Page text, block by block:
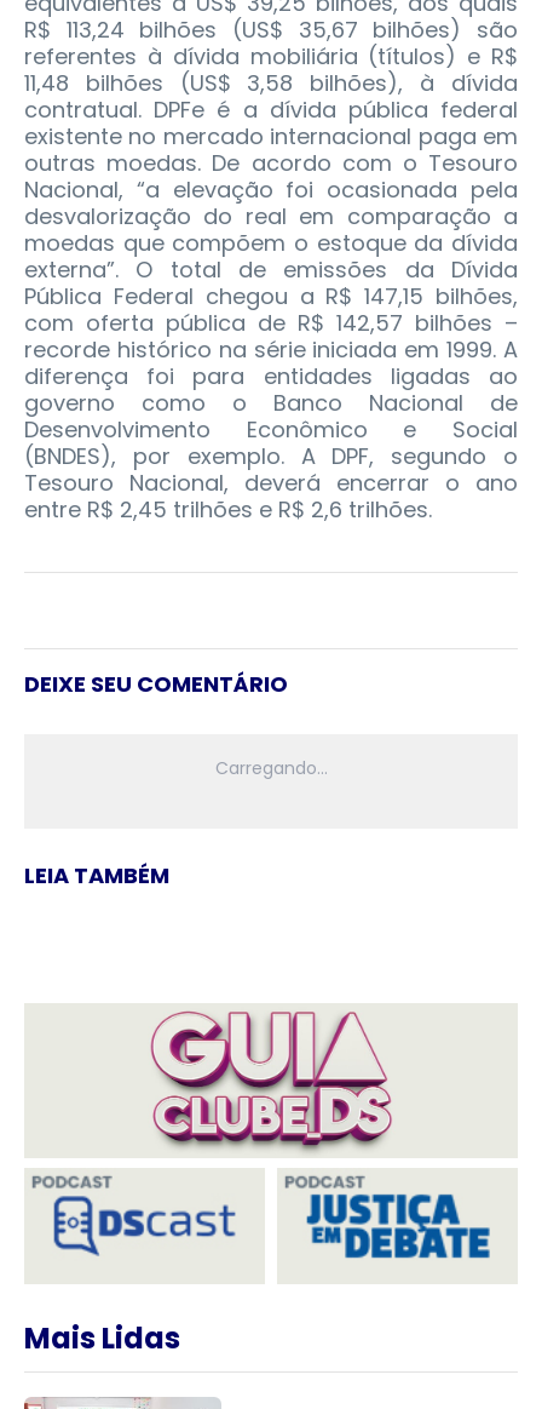
R$ 113,24 bilhões (US$ 35,67 bilhões) são
referentes à dívida mobiliária (títulos) e R$
11,48 bilhões (US$ 3,58 bilhões), à dívida
contratual. DPFe é a dívida pública federal
existente no mercado internacional paga em
outras moedas. De acordo com o Tesouro
Nacional, “a elevação foi ocasionada pela
desvalorização do real em comparação a
moedas que compõem o estoque da dívida
externa”. O total de emissões da Dívida
Pública Federal chegou a R$ 147,15 bilhões,
com oferta pública de R$ 142,57 bilhões –
recorde histórico na série iniciada em 1999. A
diferença foi para entidades ligadas ao
governo como o Banco Nacional de
Desenvolvimento Econômico e Social
(BNDES), por exemplo. A DPF, segundo o
Tesouro Nacional, deverá encerrar o ano
entre R$ 2,45 trilhões e R$ 2,6 trilhões.
DEIXE SEU COMENTÁRIO
LEIA TAMBÉM
Mais Lidas